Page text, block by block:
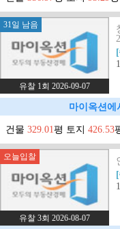
31일 남음
유찰 1회 2026-09-07
마이옥션에
건물 329.01평 토지 426.53
오늘입찰
유찰 3회 2026-08-07